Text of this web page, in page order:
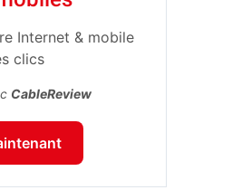
Internet & mobile
clics
CableReview